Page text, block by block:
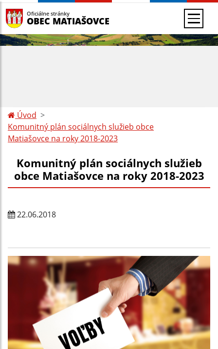
Oficiálne stránky
OBEC MATIAŠOVCE
Úvod
Komunitný plán sociálnych služieb obce
Matiašovce na roky 2018-2023
Komunitný plán sociálnych služieb
obce Matiašovce na roky 2018-2023
22.06.2018